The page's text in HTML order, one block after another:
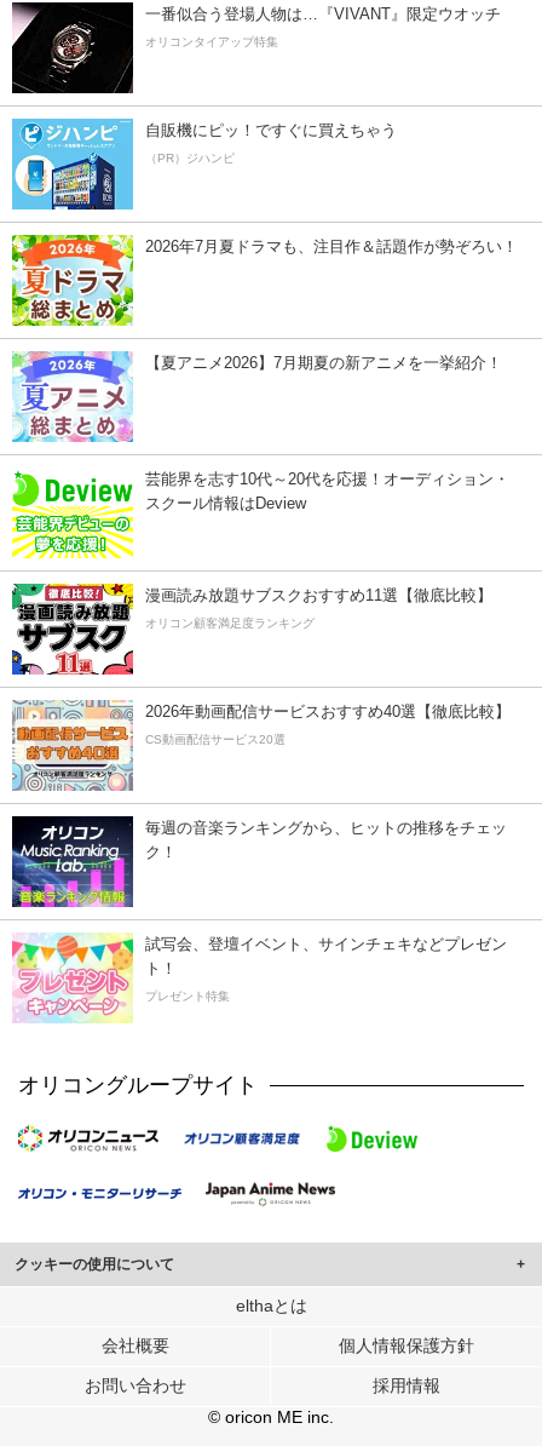
一番似合う登場人物は…『VIVANT』限定ウオッチ
オリコンタイアップ特集
自販機にピッ！ですぐに買えちゃう
（PR）ジハンピ
2026年7月夏ドラマも、注目作＆話題作が勢ぞろい！
【夏アニメ2026】7月期夏の新アニメを一挙紹介！
芸能界を志す10代～20代を応援！オーディション・
スクール情報はDeview
漫画読み放題サブスクおすすめ11選【徹底比較】
オリコン顧客満足度ランキング
2026年動画配信サービスおすすめ40選【徹底比較】
CS動画配信サービス20選
毎週の音楽ランキングから、ヒットの推移をチェッ
ク！
試写会、登壇イベント、サインチェキなどプレゼン
ト！
プレゼント特集
オリコングループサイト
クッキーの使用について
このサイトでは Cookie を使用して、ユーザーに合わせたコンテンツや広告の
行っています。
メディアや広告配信、データ解析の各パートナーに提供しています。
各パートナーは、この情報とユーザーが各パートナーに提供した他の情報や、
ユーザーが各パートナーのサービスを使用したときに収集した他の情報を組み
elthaとは
会社概要 個人情報保護方針
お問い合わせ
採用情報
© oricon ME inc.